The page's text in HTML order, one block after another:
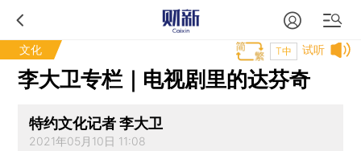
文化 试听
T中
李大卫专栏｜电视剧里的达芬奇
特约文化记者 李大卫
2021年05月10日 11:08